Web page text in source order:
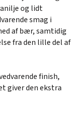
og lidt
smag i
af bær, samtidig
fra den lille del af
finish,
giver den ekstra